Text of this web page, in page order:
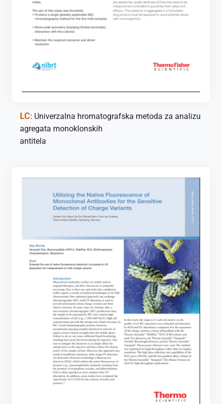
LC: Univerzalna hromatografska metoda za analizu
agregata monoklonskih
antitela